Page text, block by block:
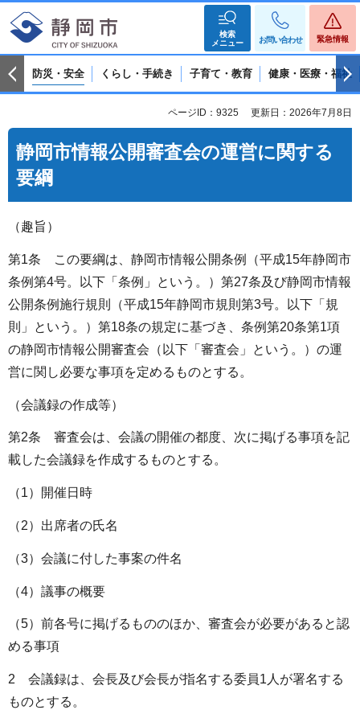
検索
メニュー
お問い合わせ 緊急情報
防災・安全 くらし・手続き 子育て・教育 健康・医療・福祉
ページID：9325 更新日：2026年7月8日
静岡市情報公開審査会の運営に関する
要綱
（趣旨）
第1条 この要綱は、静岡市情報公開条例（平成15年静岡市
条例第4号。以下「条例」という。）第27条及び静岡市情報
公開条例施行規則（平成15年静岡市規則第3号。以下「規
則」という。）第18条の規定に基づき、条例第20条第1項
の静岡市情報公開審査会（以下「審査会」という。）の運
営に関し必要な事項を定めるものとする。
（会議録の作成等）
第2条 審査会は、会議の開催の都度、次に掲げる事項を記
載した会議録を作成するものとする。
（1）開催日時
（2）出席者の氏名
（3）会議に付した事案の件名
（4）議事の概要
（5）前各号に掲げるもののほか、審査会が必要があると認
める事項
2 会議録は、会長及び会長が指名する委員1人が署名する
ものとする。